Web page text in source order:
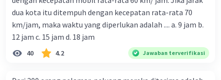
dua kota itu ditempuh dengan kecepatan rata-rata 70
km/jam, maka waktu yang diperlukan adalah .... a. 9 jam b.
12 jam c. 15 jam d. 18 jam
40 4.2 Jawaban terverifikasi